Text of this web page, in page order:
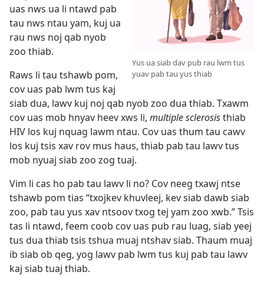
Yus ua siab dav pub rau lwm tus
yuav pab tau yus thiab
uas nws ua li ntawd pab
tau nws ntau yam, kuj ua
rau nws noj qab nyob
zoo thiab.
Raws li tau tshawb pom,
cov uas pab lwm tus kaj
siab dua, lawv kuj noj qab nyob zoo dua thiab. Txawm
cov uas mob hnyav heev xws li, multiple sclerosisthiab
HIV los kuj nquag lawm ntau. Cov uas thum tau cawv
los kuj tsis xav rov mus haus, thiab pab tau lawv tus
mob nyuaj siab zoo zog tuaj.
Vim li cas ho pab tau lawv li no? Cov neeg txawj ntse
tshawb pom tias “txojkev khuvleej, kev siab dawb siab
zoo, pab tau yus xav ntsoov txog tej yam zoo xwb.” Tsis
tas li ntawd, feem coob cov uas pub rau luag, siab yeej
tus dua thiab tsis tshua muaj ntshav siab. Thaum muaj
ib siab ob qeg, yog lawv pab lwm tus kuj pab tau lawv
kaj siab tuaj thiab.